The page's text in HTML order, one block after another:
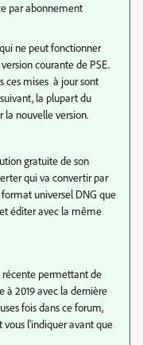
par abonnement
ne peut fonctionner
courante de PSE.
ces mises à jour sont
la plupart du
la nouvelle version.
gratuite de son
qui va convertir par
universel DNG que
éditer avec la même
récente permettant de
à 2019 avec la dernière
fois dans ce forum,
vous l'indiquer avant que